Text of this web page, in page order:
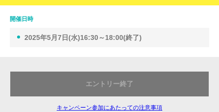
開催日時
2025年5月7日(水)16:30～18:00(終了)
エントリー終了
キャンペーン参加にあたっての注意事項